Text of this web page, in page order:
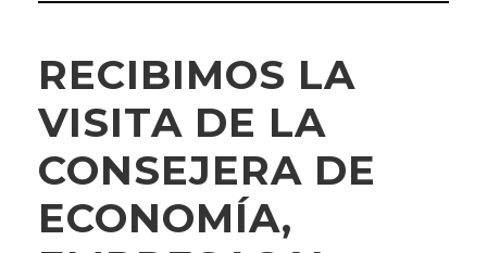
RECIBIMOS LA
VISITA DE LA
CONSEJERA DE
ECONOMÍA,